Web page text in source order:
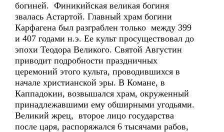
богиней. Финикийская великая богиня
звалась Астартой. Главный храм богини
Карфагена был разграблен только между 399
и 407 годами н.э. Ее культ просуществовал до
эпохи Теодора Великого. Святой Августин
приводит подробности праздничных
церемоний этого культа, проводившихся в
начале христианской эры. В Комане, в
Каппадокии, возвышался храм, окруженный
принадлежавшими ему обширными угодьями.
Великий жрец, второе лицо государства
после царя, распоряжался 6 тысячами рабов,